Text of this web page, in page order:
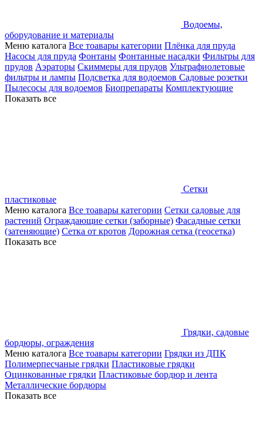
Водоемы,
оборудование и материалы
Меню каталога Все тоавары категории Плёнка для пруда
Насосы для пруда Фонтаны Фонтанные насадки Фильтры для
прудов Аэраторы Скиммеры для прудов Ультрафиолетовые
фильтры и лампы Подсветка для водоемов Садовые розетки
Пылесосы для водоемов Биопрепараты Комплектующие
Показать все
Сетки
пластиковые
Меню каталога Все тоавары категории Сетки садовые для
растений Ограждающие сетки (заборные) Фасадные сетки
(затеняющие) Сетка от кротов Дорожная сетка (геосетка)
Показать все
Грядки, садовые
бордюры, ограждения
Меню каталога Все тоавары категории Грядки из ДПК
Полимерпесчаные грядки Пластиковые грядки
Оцинкованные грядки Пластиковые бордюр и лента
Металлические бордюры
Показать все